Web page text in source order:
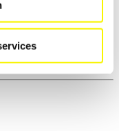
Anti-Doping
zugreifen,
sowie auf die